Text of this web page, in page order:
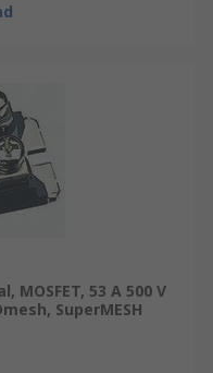
MOSFET, 53 A 500 V
SuperMESH